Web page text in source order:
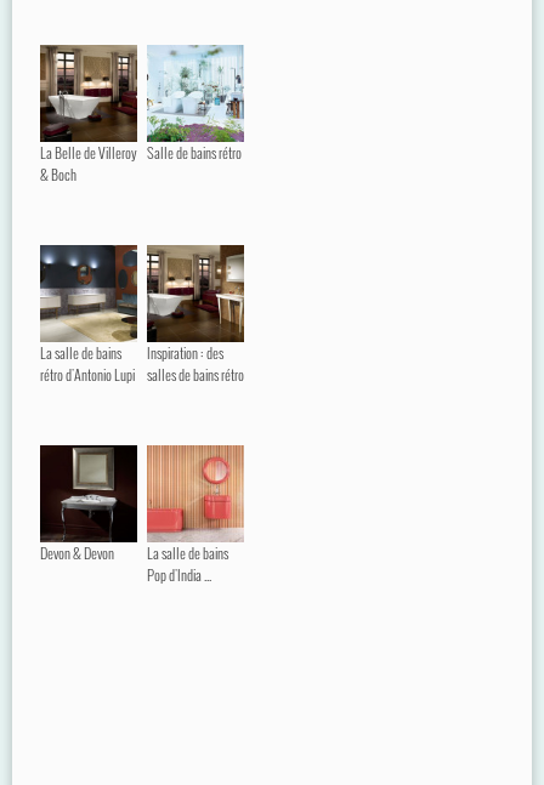
La Belle de Villeroy
& Boch
Salle de bains rétro
La salle de bains
rétro d'Antonio Lupi
Inspiration : des
salles de bains rétro
Devon & Devon
La salle de bains
Pop d'India ...